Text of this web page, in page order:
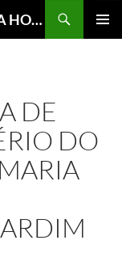
15 ANOS – SERRA DA CANTAREIRA HOJE E COTIDIANO DO BRASIL E DO MUNDO
DE
DO